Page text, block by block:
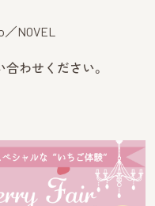
NOVEL
わせください。